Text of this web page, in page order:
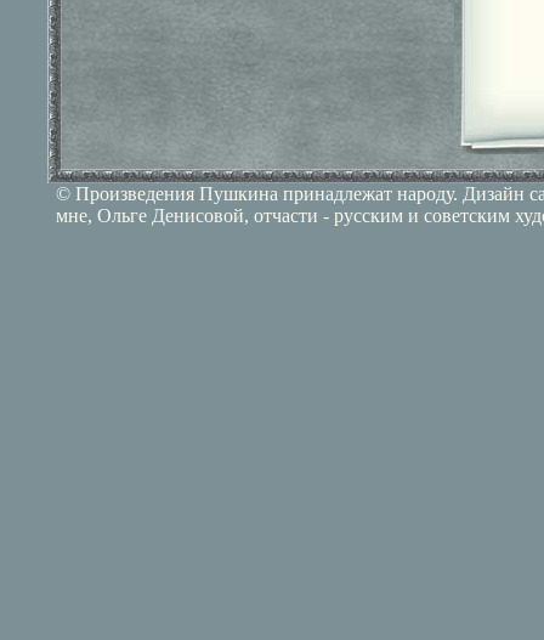
© Произведения Пушкина принадлежат народу. Дизайн
мне, Ольге Денисовой, отчасти - русским и советским